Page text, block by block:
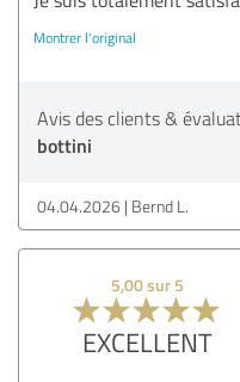
Montrer l'original
Avis des clients &
bottini
04.04.2026 Bernd L.
5,00 sur 5
EXCELLENT